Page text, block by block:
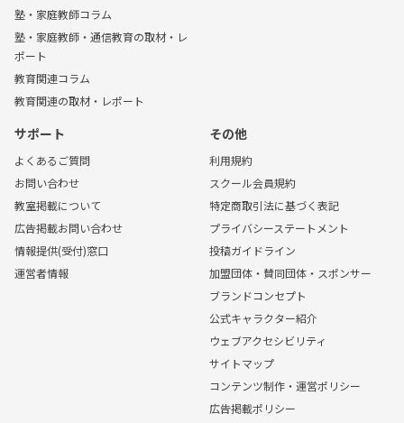
塾・家庭教師コラム
塾・家庭教師・通信教育の取材・レ
ポート
教育関連コラム
教育関連の取材・レポート
サポート
よくあるご質問
お問い合わせ
教室掲載について
広告掲載お問い合わせ
情報提供(受付)窓口
運営者情報
その他
利用規約
スクール会員規約
特定商取引法に基づく表記
プライバシーステートメント
投稿ガイドライン
加盟団体・賛同団体・スポンサー
ブランドコンセプト
公式キャラクター紹介
ウェブアクセシビリティ
サイトマップ
コンテンツ制作・運営ポリシー
広告掲載ポリシー